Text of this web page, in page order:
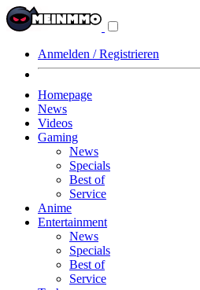
Anmelden / Registrieren
Homepage
News
Videos
Gaming
News
Specials
Best of
Service
Anime
Entertainment
News
Specials
Best of
Service